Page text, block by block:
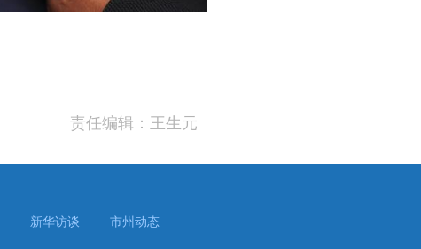
责任编辑：王生元
新华访谈 市州动态